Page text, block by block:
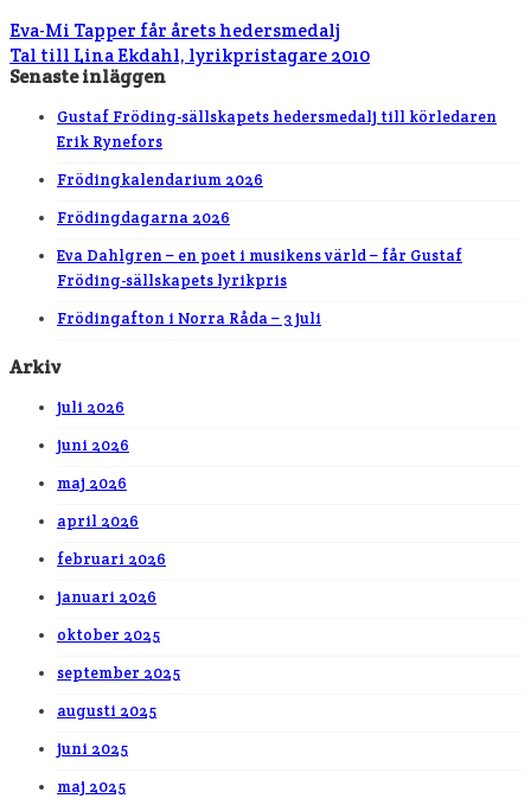
Eva-Mi Tapper får årets hedersmedalj
Tal till Lina Ekdahl, lyrikpristagare 2010
Senaste inläggen
Gustaf Fröding-sällskapets hedersmedalj till körledaren
Erik Rynefors
Frödingkalendarium 2026
Frödingdagarna 2026
Eva Dahlgren – en poet i musikens värld – får Gustaf
Fröding-sällskapets lyrikpris
Frödingafton i Norra Råda – 3 juli
Arkiv
juli 2026
juni 2026
maj 2026
april 2026
februari 2026
januari 2026
oktober 2025
september 2025
augusti 2025
juni 2025
maj 2025